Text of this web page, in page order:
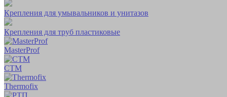
Крепления для умывальников и унитазов
Крепления для труб пластиковые
MasterProf
СТМ
Thermofix